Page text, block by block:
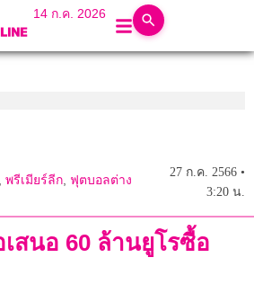
14 ก.ค. 2026
, พรีเมียร์ลีก, ฟุตบอลต่าง
27 ก.ค. 2566 •
3:20 น.
สนอ 60 ล้านยูโรซื้อ